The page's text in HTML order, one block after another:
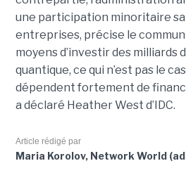
une participation minoritaire
entreprises, précise le
moyens d’investir des milliards
quantique, ce qui n’est pas le
dépendent fortement de
a déclaré Heather West d’IDC.
Article rédigé par
Maria Korolov, Network World